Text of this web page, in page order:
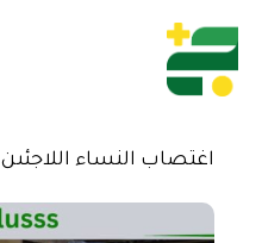
اغتصاب النساء اللاجئىن